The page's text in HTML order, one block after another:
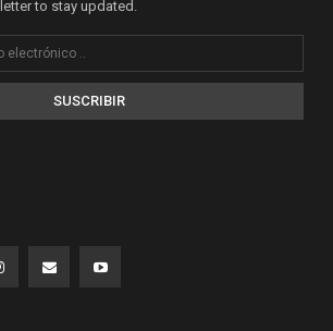
to stay updated.
SUSCRIBIR